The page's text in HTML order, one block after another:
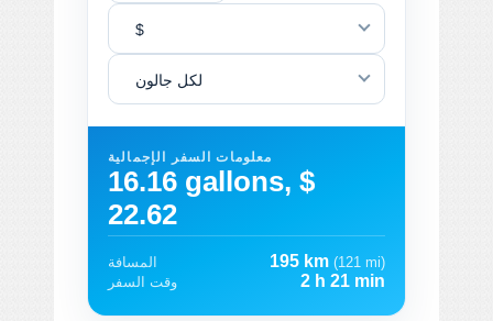
$
لكل جالون
معلومات السفر الإجمالية
16.16 gallons, $
22.62
المسافة 195 km (121 mi)
وقت السفر
2 h 21 min